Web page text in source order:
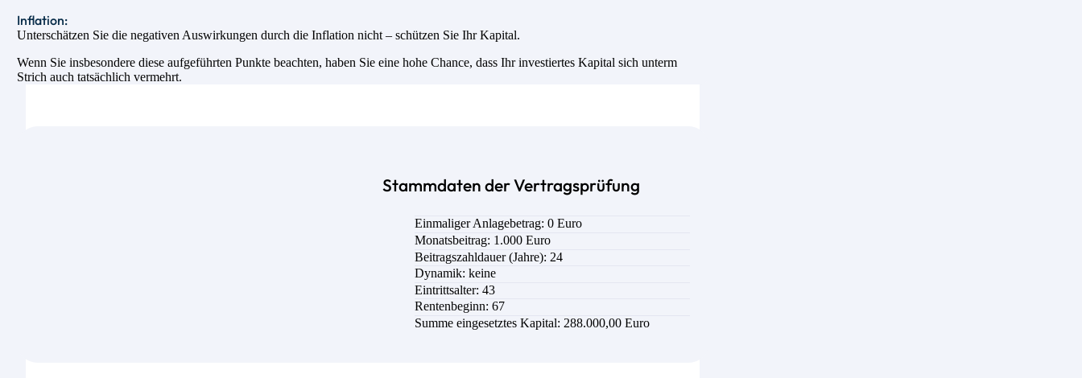
Inflation:
Unterschätzen Sie die negativen Auswirkungen durch die Inflation nicht – schützen Sie Ihr Kapital.
Wenn Sie insbesondere diese aufgeführten Punkte beachten, haben Sie eine hohe Chance, dass Ihr investiertes Kapital sich unterm
Strich auch tatsächlich vermehrt.
Stammdaten der Vertragsprüfung
Einmaliger Anlagebetrag: 0 Euro
Monatsbeitrag: 1.000 Euro
Beitragszahldauer (Jahre): 24
Dynamik: keine
Eintrittsalter: 43
Rentenbeginn: 67
Summe eingesetztes Kapital: 288.000,00 Euro